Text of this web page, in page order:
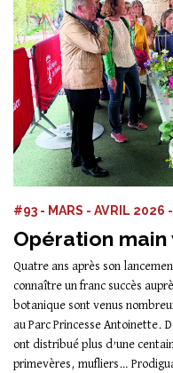
#93 - MARS - AVRIL
Opération
Quatre ans après son
connaître un franc succès
botanique sont venus
au Parc Princesse Antoinette.
ont distribué plus d’une
primevères, mufliers…